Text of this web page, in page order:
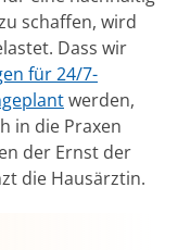
schaffen, wird
Dass wir
für 24/7-
werden,
in die Praxen
der Ernst der
die Hausärztin.